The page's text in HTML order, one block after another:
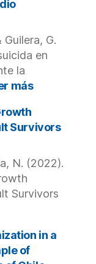
G.
en
la
más:
conducta
durante
COVID-
Un
Survivors
N. (2022).
Survivors
in a
of